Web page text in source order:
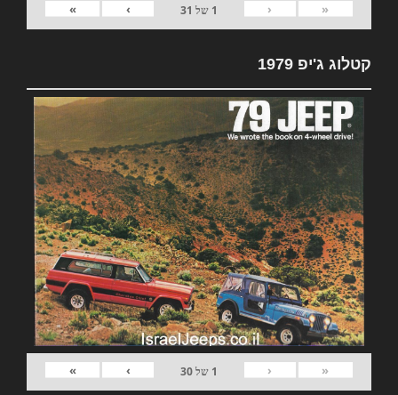
«
‹
1 של 31
›
»
קטלוג ג'יפ 1979
«
‹
1 של30
›
»